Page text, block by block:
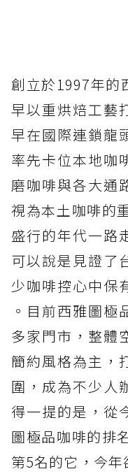
創立於1997年的
早以重烘焙工藝
早在國際連鎖龍
率先卡位本地咖
磨咖啡與各大通
視為本土咖啡的
盛行的年代一路
可以說是見證了
少咖啡控心中保
。目前西雅圖極
多家門市，整體
簡約風格為主，
圍，成為不少人
得一提的是，從
圖極品咖啡的排
第5名的它，今